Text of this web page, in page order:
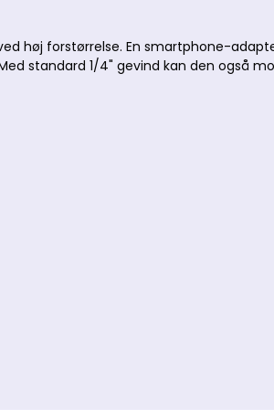
høj forstørrelse. En smartphone-
standard 1/4" gevind kan den også